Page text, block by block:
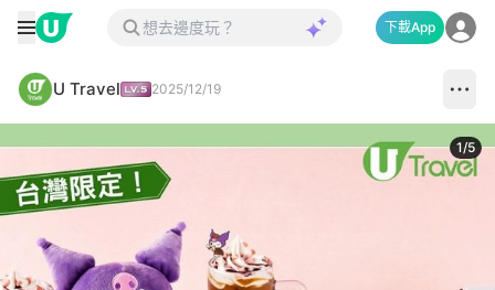
下載App
U Travel 2025/12/19
1/5